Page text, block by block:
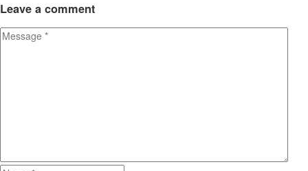
Leave a comment